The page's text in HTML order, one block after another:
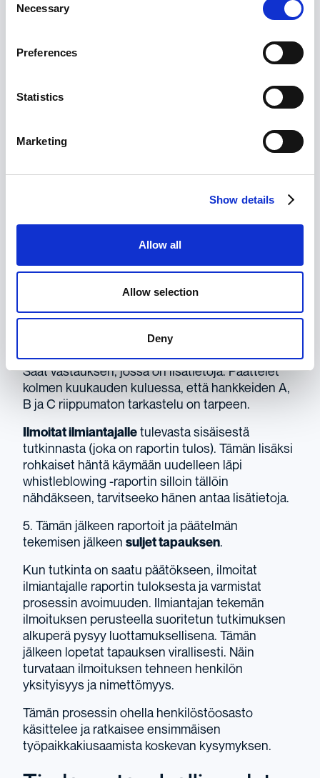
Selection
Necessary
Preferences
Statistics
Marketing
Show details
Allow all
Allow selection
Deny
ei vaikuta yleiseen etuun, sitä ei pitäisi käsitellä
edelleen vakava asia. Sen vuoksi siirrät asian
henkilöstöhallinnon käsiteltäväksi jatkotoimia ja
Sitä vastoin on yleisen edun mukaista, että varoja
on aloitettava whistleblowing -tutkimus toisesta
asiasta.
3.Oletyhteydessä ilmiantajaan japyydät
Ilmoitat ilmiantajalle ilmiantajatoiminnolla, että HR
käsittelee ensimmäisen kysymyksen.
Toisen kysymyksen osalta ilmaisette
Saat vastauksen, jossa on lisätietoja. Päättelet
kolmen kuukauden kuluessa, että hankkeiden A,
B ja C riippumaton tarkastelu on tarpeen.
Ilmoitat ilmiantajalle tulevasta sisäisestä
tutkinnasta (joka on raportin tulos). Tämän lisäksi
rohkaiset häntä käymään uudelleen läpi
whistleblowing -raportin silloin tällöin
nähdäkseen, tarvitseeko hänen antaa lisätietoja.
5. Tämän jälkeen raportoit ja päätelmän
tekemisen jälkeen suljet tapauksen.
Kun tutkinta on saatu päätökseen, ilmoitat
ilmiantajalle raportin tuloksesta ja varmistat
prosessin avoimuuden. Ilmiantajan tekemän
ilmoituksen perusteella suoritetun tutkimuksen
alkuperä pysyy luottamuksellisena. Tämän
jälkeen lopetat tapauksen virallisesti. Näin
turvataan ilmoituksen tehneen henkilön
yksityisyys ja nimettömyys.
Tämän prosessin ohella henkilöstöosasto
käsittelee ja ratkaisee ensimmäisen
työpaikkakiusaamista koskevan kysymyksen.